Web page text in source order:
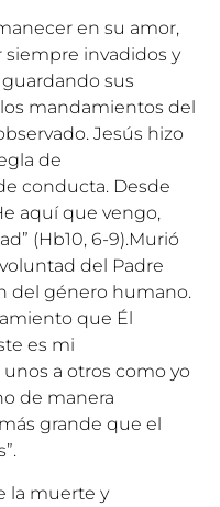
en su amor,
siempre invadidos y
guardando sus
mandamientos del
Jesús hizo
de
conducta. Desde
aquí que vengo,
(Hb10, 6-9).Murió
del Padre
del género humano.
que Él
es mi
a otros como yo
de manera
grande que el
la muerte y